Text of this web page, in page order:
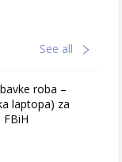
See all
roba –
laptopa) za